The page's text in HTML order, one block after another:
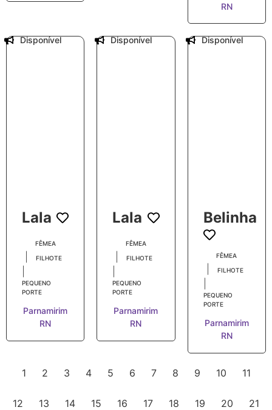
RN
Lala
FÊMEA
FILHOTE
PEQUENO
PORTE
Parnamirim
RN
Disponível
Lala
FÊMEA
FILHOTE
PEQUENO
PORTE
Parnamirim
RN
Disponível
Belinha
FÊMEA
FILHOTE
PEQUENO
PORTE
Parnamirim
RN
Disponível
1 2 3 4 5 6 7 8 9 10 11
12 13 14 15 16 17 18 19 20 21